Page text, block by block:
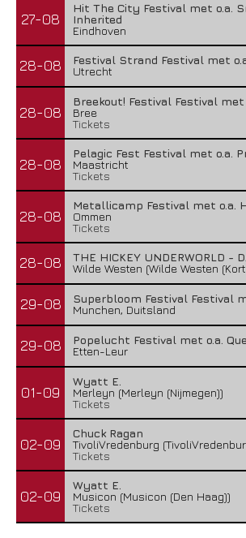
27-08
Hit The City Festival met o.a.
Inherited
Eindhoven
28-08
Festival Strand Festival met
Utrecht
28-08
Breekout! Festival Festival met
Bree
Tickets
28-08
Pelagic Fest Festival met o.a.
Maastricht
Tickets
28-08
Metallicamp Festival met o.a.
Ommen
Tickets
28-08
THE HICKEY UNDERWORLD -
Wilde Westen (Wilde Westen
29-08
Superbloom Festival Festival
Munchen, Duitsland
29-08
Popelucht Festival met o.a.
Etten-Leur
01-09
Wyatt E.
Merleyn (Merleyn (Nijmegen))
Tickets
02-09
Chuck Ragan
TivoliVredenburg
Tickets
02-09
Wyatt E.
Musicon (Musicon (Den Haag))
Tickets